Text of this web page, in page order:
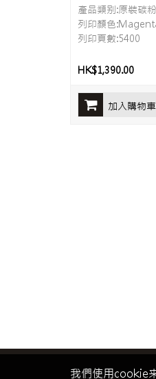
產品類别:原裝碳粉
列印顏色
列印頁數:5400
HK$1,390.00
加入購物車
我們使用cookie